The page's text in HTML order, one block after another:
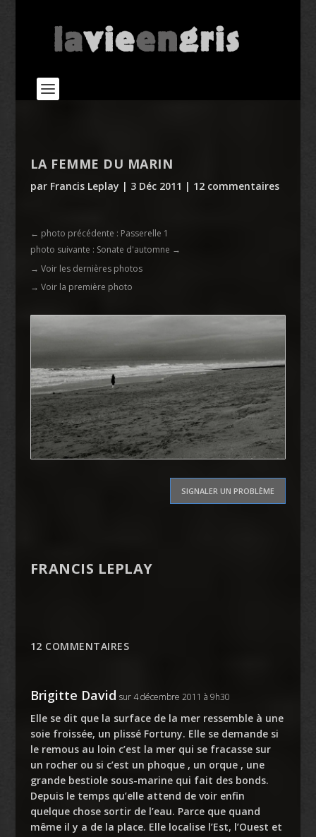
LA FEMME DU MARIN
par Francis Leplay | 3 Déc 2011 | 12 commentaires
← photo précédente : Passerelle 1
photo suivante : Sonate d'automne →
→ Voir les dernières photos
→ Voir la première photo
SIGNALER UN PROBLÈME
FRANCIS LEPLAY
12 COMMENTAIRES
Brigitte David sur 4 décembre 2011 à 9h30
Elle se dit que la surface de la mer ressemble à une
soie froissée, un plissé Fortuny. Elle se demande si
le remous au loin c’est la mer qui se fracasse sur
un rocher ou si c’est un phoque , un orque , une
grande bestiole sous-marine qui fait des bonds.
Depuis le temps qu’elle attend de voir enfin
quelque chose sortir de l’eau. Parce que quand
même il y a de la place. Elle localise l’Est, l’Ouest et